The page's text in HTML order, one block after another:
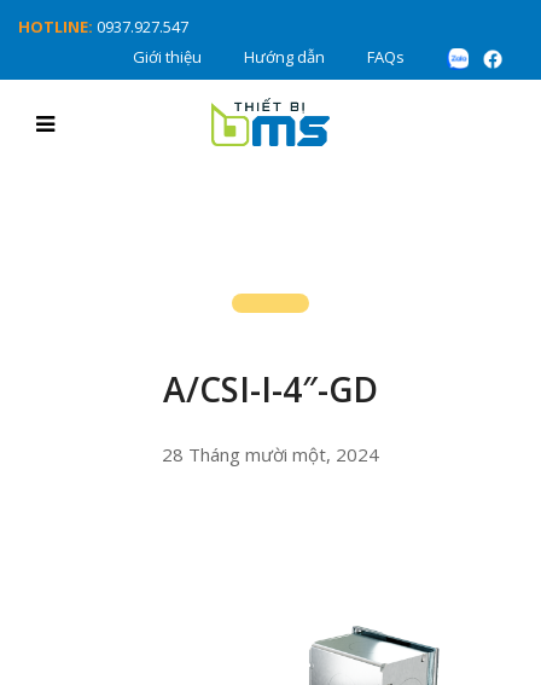
HOTLINE: 0937.927.547
Giới thiệu
Hướng dẫn FAQs
A/CSI-I-4″-GD
28 Tháng mười một, 2024